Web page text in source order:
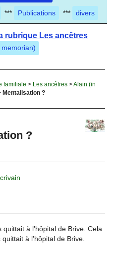
*** Publications *** divers
rubrique Les ancêtres
familiale > Les ancêtres>Alain (in
Mentalisation ?
?
à l’hôpital de Brive. Cela
à l’hôpital de Brive.